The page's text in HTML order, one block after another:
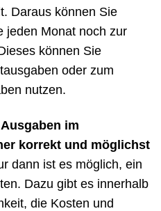
Daraus können Sie
jeden Monat noch zur
können Sie
oder zum
nutzen.
Ausgaben im
korrekt und möglichst
dann ist es möglich, ein
Dazu gibt es innerhalb
die Kosten und